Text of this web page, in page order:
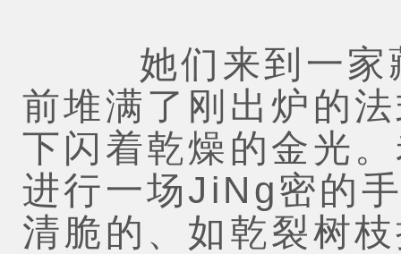
她们来到一家藏
前堆满了刚出炉的
下闪着乾燥的金光
进行一场JiNg密的
清脆的、如乾裂树